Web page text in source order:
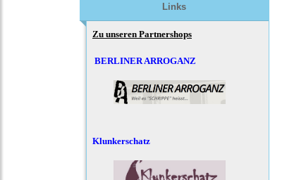
Links
Zu unseren Partnershops
BERLINER ARROGANZ
Klunkerschatz